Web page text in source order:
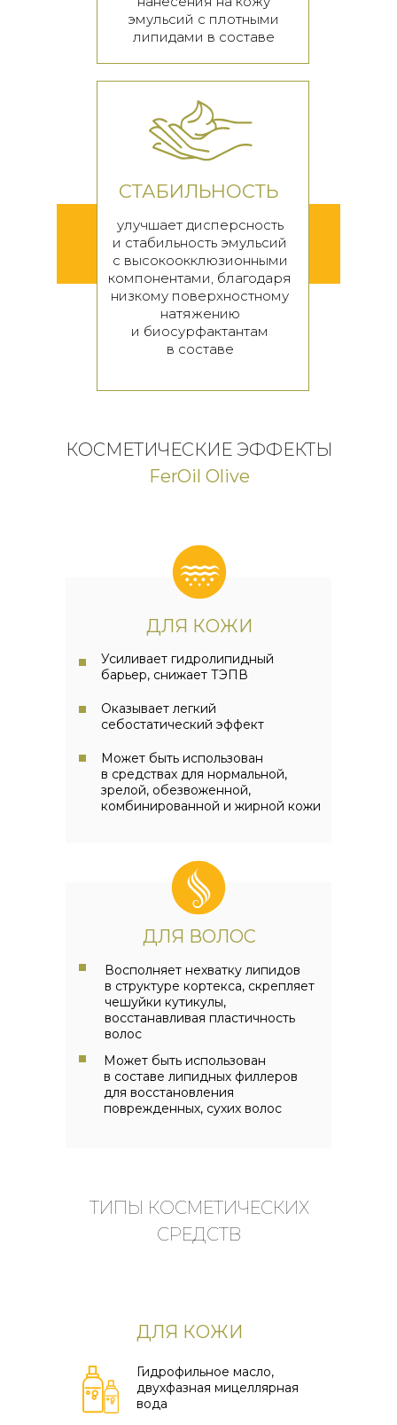
эмульсий с плотными
липидами в составе
СТАБИЛЬНОСТЬ
улучшает дисперсность
и стабильность эмульсий
с высокоокклюзионными
компонентами, благодаря
низкому поверхностному
натяжению
и биосурфактантам
в составе
КОСМЕТИЧЕСКИЕ ЭФФЕКТЫ
FerOil Olive
ДЛЯ КОЖИ
Усиливает гидролипидный
барьер, снижает ТЭПВ
Oказывает легкий
себостатический эффект
Может быть использован
в средствах для нормальной,
зрелой, обезвоженной,
комбинированной и жирной кожи
ДЛЯ ВОЛОС
Восполняет нехватку липидов
в структуре кортекса, скрепляет
чешуйки кутикулы,
восстанавливая пластичность
волос
Может быть использован
в составе липидных филлеров
для восстановления
поврежденных, сухих волос
ТИПЫ КОСМЕТИЧЕСКИХ
СРЕДСТВ
Гидрофильное масло,
двухфазная мицеллярная
вода
ДЛЯ КОЖИ